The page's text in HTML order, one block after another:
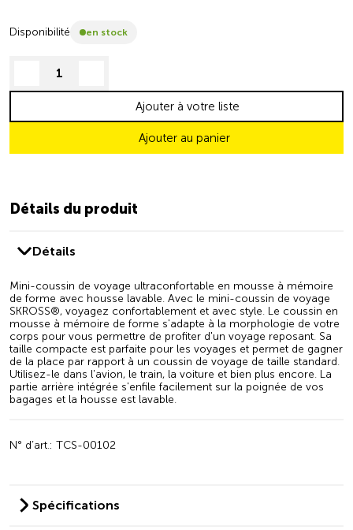
Disponibilité en stock
decrease quantity
Ajouter au panier
Ajouter à votre liste
Détails du produit
Détails
Mini-coussin de voyage ultraconfortable en mousse à mémoire
de forme avec housse lavable. Avec le mini-coussin de voyage
SKROSS®, voyagez confortablement et avec style. Le coussin en
mousse à mémoire de forme s'adapte à la morphologie de votre
corps pour vous permettre de profiter d'un voyage reposant. Sa
taille compacte est parfaite pour les voyages et permet de gagner
de la place par rapport à un coussin de voyage de taille standard.
Utilisez-le dans l'avion, le train, la voiture et bien plus encore. La
partie arrière intégrée s'enfile facilement sur la poignée de vos
bagages et la housse est lavable.
N° d’art.: TCS-00102
Spécifications